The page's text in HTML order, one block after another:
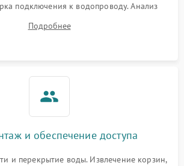
подключения к водопроводу. Анализ
слива, нагрева, вращения
или срабатывание системы защиты
Подробнее
и обеспечение доступа
и перекрытие воды. Извлечение корзин,